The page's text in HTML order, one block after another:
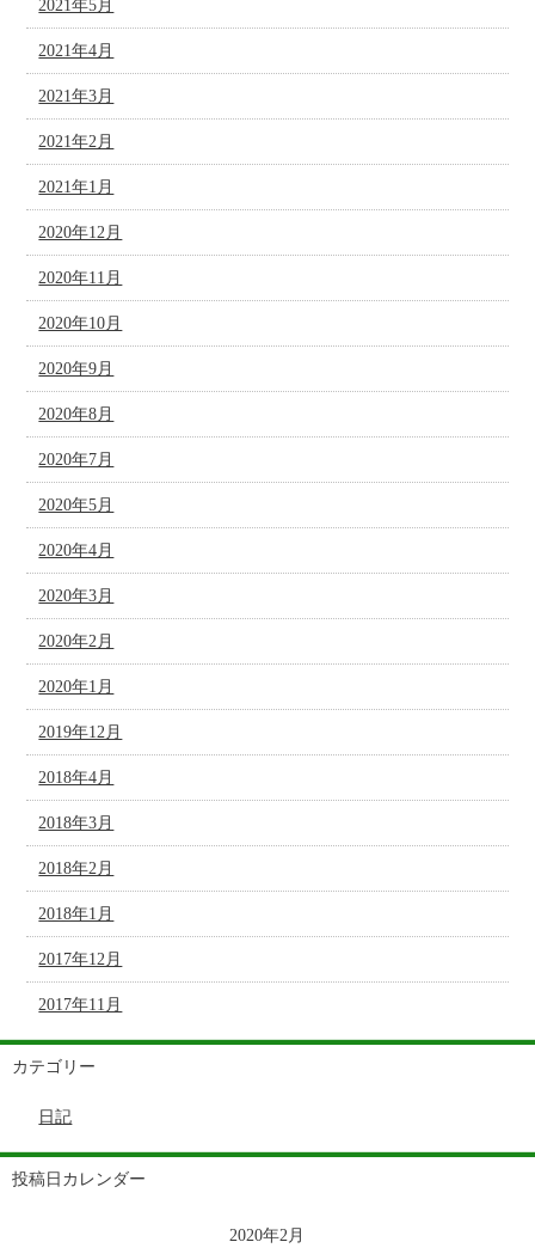
2021年5月
2021年4月
2021年3月
2021年2月
2021年1月
2020年12月
2020年11月
2020年10月
2020年9月
2020年8月
2020年7月
2020年5月
2020年4月
2020年3月
2020年2月
2020年1月
2019年12月
2018年4月
2018年3月
2018年2月
2018年1月
2017年12月
2017年11月
カテゴリー
日記
投稿日カレンダー
2020年2月